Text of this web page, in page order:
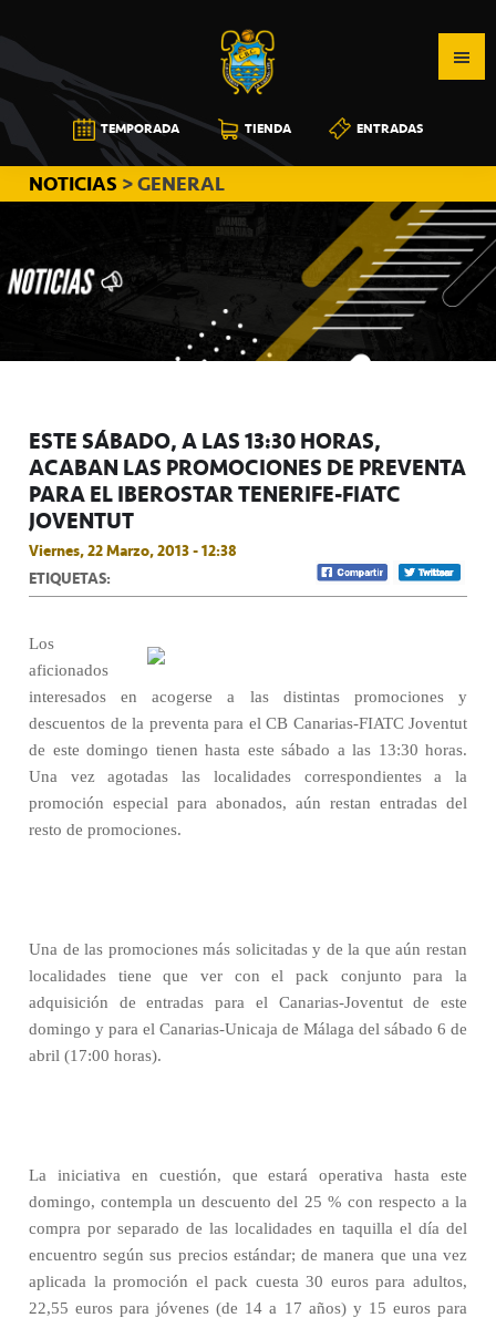
a
la
navegación
principal
al
contenido
principal
a
la
barra
lateral
principal
CB
CANARIAS
TEMPORADA TIENDA ENTRADAS
NOTICIAS > GENERAL
ESTE SÁBADO, A LAS 13:30 HORAS,
ACABAN LAS PROMOCIONES DE PREVENTA
PARA EL IBEROSTAR TENERIFE-FIATC
JOVENTUT
Viernes, 22 Marzo, 2013 - 12:38
ETIQUETAS:
Los
aficionados
interesados en acogerse a las distintas promociones y
descuentos de la preventa para el CB Canarias-FIATC Joventut
de este domingo tienen hasta este sábado a las 13:30 horas.
Una vez agotadas las localidades correspondientes a la
promoción especial para abonados, aún restan entradas del
resto de promociones.
Una de las promociones más solicitadas y de la que aún restan
localidades tiene que ver con el pack conjunto para la
adquisición de entradas para el Canarias-Joventut de este
domingo y para el Canarias-Unicaja de Málaga del sábado 6 de
abril (17:00 horas).
La iniciativa en cuestión, que estará operativa hasta este
domingo, contempla un descuento del 25 % con respecto a la
compra por separado de las localidades en taquilla el día del
encuentro según sus precios estándar; de manera que una vez
aplicada la promoción el pack cuesta 30 euros para adultos,
22,55 euros para jóvenes (de 14 a 17 años) y 15 euros para